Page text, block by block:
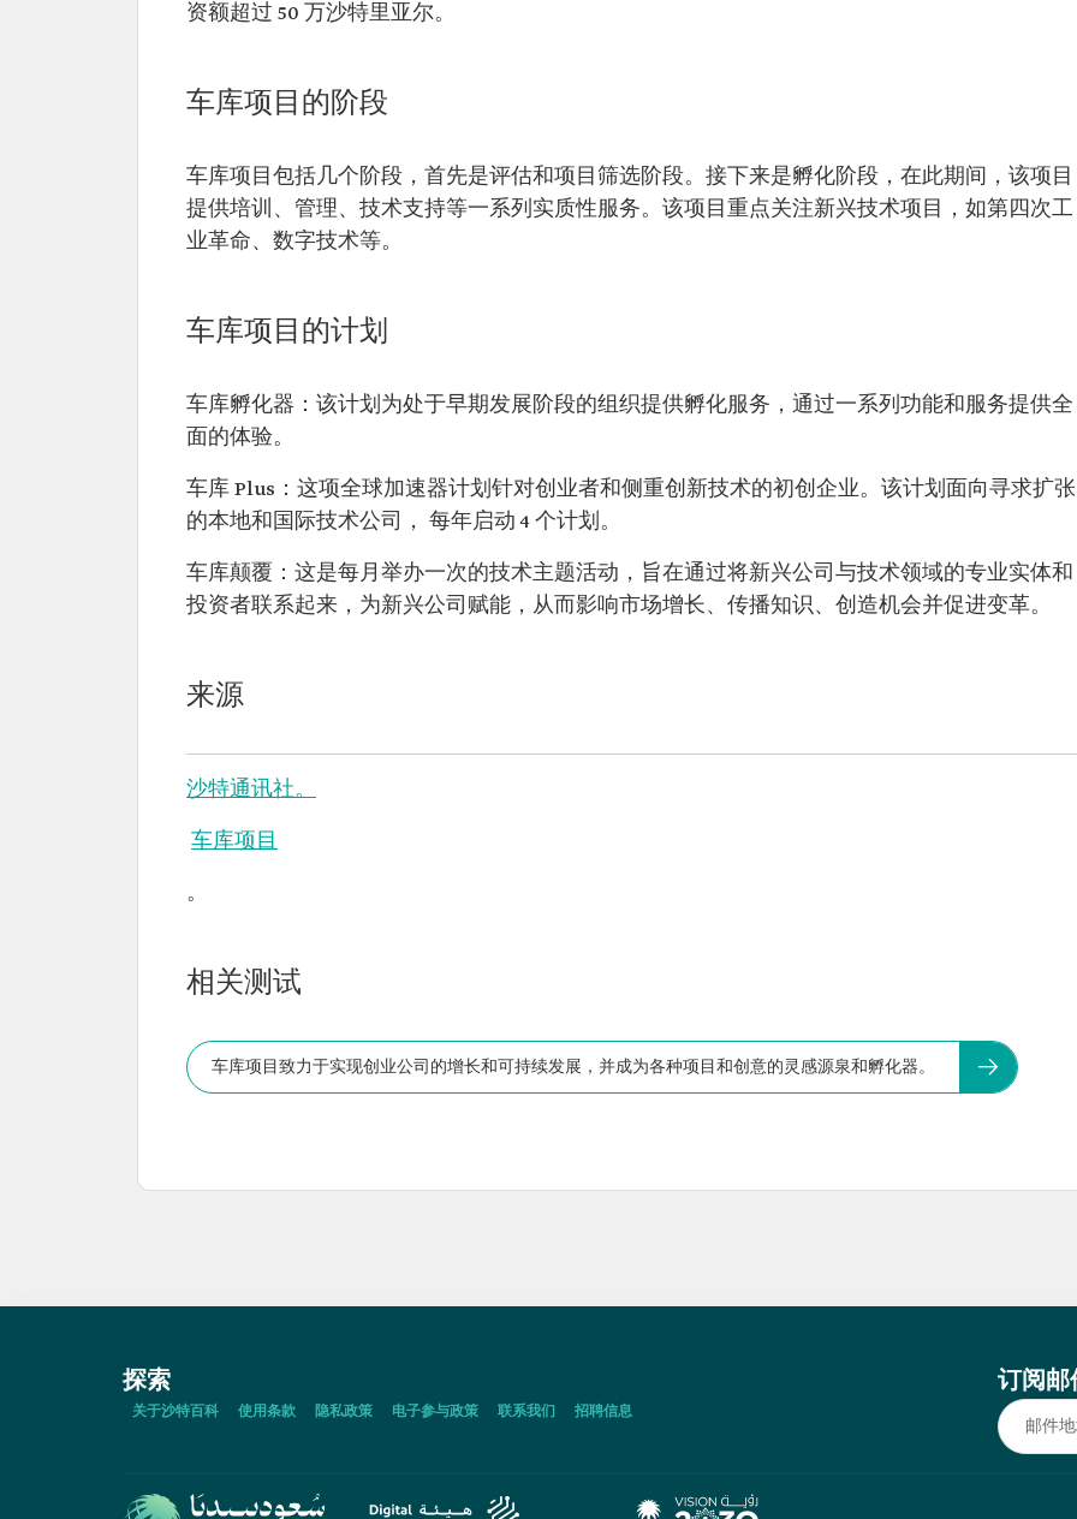
资额超过 50 万沙特里亚尔。
车库项目的阶段
车库项目包括几个阶段，首先是评估和项目筛选阶段。接下来是孵化阶段，在此期间，该项目
提供培训、管理、技术支持等一系列实质性服务。该项目重点关注新兴技术项目，如第四次工
业革命、数字技术等。
车库项目的计划
车库孵化器：该计划为处于早期发展阶段的组织提供孵化服务，通过一系列功能和服务提供全
面的体验。
车库 Plus：这项全球加速器计划针对创业者和侧重创新技术的初创企业。该计划面向寻求扩张
的本地和国际技术公司， 每年启动 4 个计划。
车库颠覆：这是每月举办一次的技术主题活动，旨在通过将新兴公司与技术领域的专业实体和
投资者联系起来，为新兴公司赋能，从而影响市场增长、传播知识、创造机会并促进变革。
来源
沙特通讯社。
车库项目
。
相关测试
车库项目致力于实现创业公司的增长和可持续发展，并成为各种项目和创意的灵感源泉和孵化器。
探索
关于沙特百科 使用条款 隐私政策 电子参与政策 联系我们 招聘信息
订阅邮